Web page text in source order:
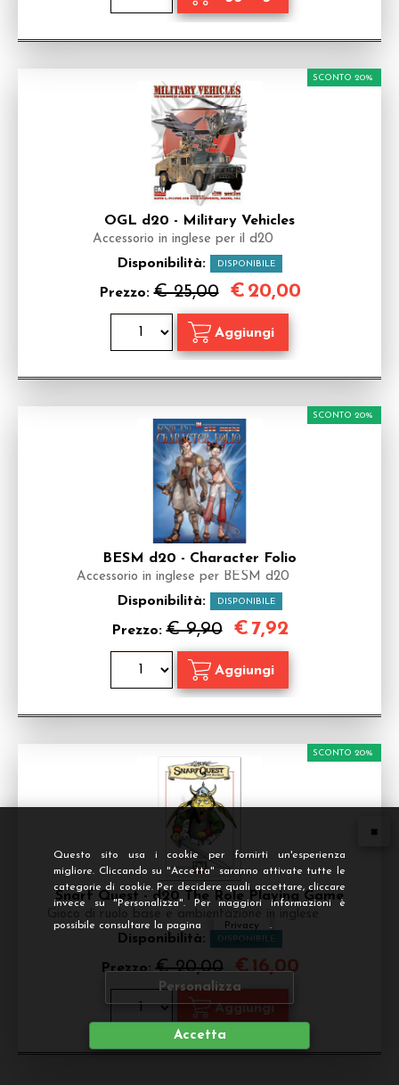
Questo sito usa i cookie per fornirti un'esperienza
migliore. Cliccando su "Accetta" saranno attivate tutte le
categorie di cookie. Per decidere quali accettare, cliccare
invece su "Personalizza". Per maggiori informazioni è
possibile consultare la pagina Privacy .
Personalizza
Accetta
OGL d20 - Military Vehicles
Accessorio in inglese per il d20
Disponibilità: DISPONIBILE
Prezzo:€ 25,00
SCONTO 20%
€ 20,00
BESM d20 - Character Folio
Accessorio in inglese per BESM d20
Disponibilità: DISPONIBILE
Prezzo:€ 9,90
SCONTO 20%
€ 7,92
Snarf Quest - d20 The Role Playing Game
Disponibilità: DISPONIBILE
Prezzo:€ 20,00
SCONTO 20%
€16,00